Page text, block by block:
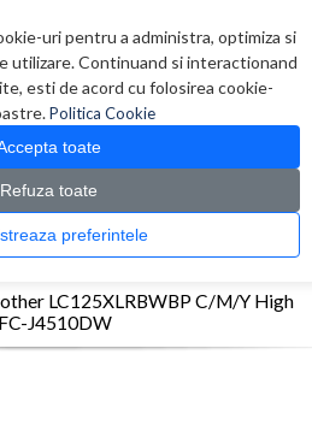
uri pentru a administra, optimiza si
utilizare. Continuand si interactionand
esti de acord cu folosirea cookie-
Politica Cookie
toate
Refuza toate
Administreaza preferintele
0 produs(e)
> Inkjet > Pachet Cartus Cerneala Brother
LC125XLRBWBP C/M/Y High
J4510DW